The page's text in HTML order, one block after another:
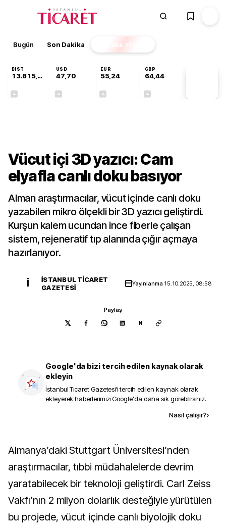
Bugün Son Dakika Finans EKSTRA
BIST
13.815,50
USD
47,70
EUR
55,24
GBP
64,44
Vücut içi 3D yazıcı: Cam
elyafla canlı doku basıyor
Alman araştırmacılar, vücut içinde canlı doku
yazabilen mikro ölçekli bir 3D yazıcı geliştirdi.
Kurşun kalem ucundan ince fiberle çalışan
sistem, rejeneratif tıp alanında çığır açmaya
hazırlanıyor.
İ
İSTANBUL TICARET
GAZETESI
Yayınlanma 15.10.2025, 08:58
Paylaş
N
Google'da bizi tercih edilen kaynak olarak
ekleyin
İstanbul Ticaret Gazetesi'i tercih edilen kaynak olarak
ekleyerek haberlerimizi Google'da daha sık görebilirsiniz.
Nasıl çalışır?›
Almanya’daki Stuttgart Üniversitesi’nden
araştırmacılar, tıbbi müdahalelerde devrim
yaratabilecek bir teknoloji geliştirdi. Carl Zeiss
Vakfı’nın 2 milyon dolarlık desteğiyle yürütülen
bu projede, vücut içinde canlı biyolojik doku